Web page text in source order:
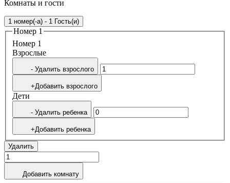
Комнаты и гости
1 номер(-а) - 1 Гость(и)
Номер 1
Номер 1
Bзрослые
- Удалить взрослого
+Добавить взрослого
Дети
- Удалить ребенка
+Добавить ребенка
Удалить
Добавить комнату